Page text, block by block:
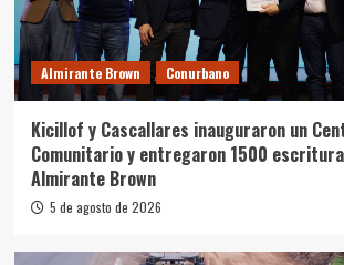
Almirante Brown Conurbano
Kicillof y Cascallares inauguraron un
Comunitario y entregaron 1500
Almirante Brown
5 de agosto de 2026